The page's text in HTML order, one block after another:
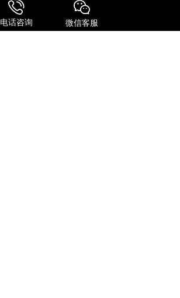
电话咨询 微信客服